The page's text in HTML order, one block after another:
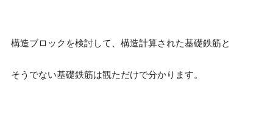
構造ブロックを検討して、構造計算された基礎鉄筋と
そうでない基礎鉄筋は観ただけで分かります。